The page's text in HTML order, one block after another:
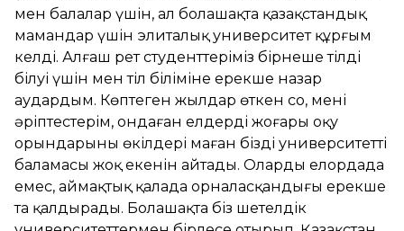
мен балалар үшін, ал болашақта қазақстандық
мамандар үшін элиталық университет құрғым
келді. Алғаш рет студенттеріміз бірнеше тілді
білуі үшін мен тіл біліміне ерекше назар
аудардым. Көптеген жылдар өткен соң, менің
әріптестерім, ондаған елдердің жоғары оқу
орындарының өкілдері маған біздің университеттің
баламасы жоқ екенін айтады. Олардың елордада
емес, аймақтық қалада орналасқандығы ерекше
таң қалдырады. Болашақта біз шетелдік